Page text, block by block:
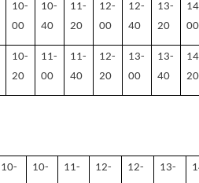
10-
00
10-
40
11-
20
12-
00
12-
40
13-
20
00
10-
20
11-
00
11-
40
12-
20
13-
00
13-
40
20
10-
10-
11-
12-
12-
13-